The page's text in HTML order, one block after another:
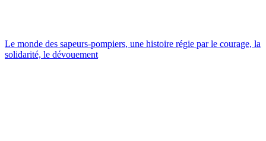
Le monde des sapeurs-pompiers, une histoire régie par le courage, la
solidarité, le dévouement